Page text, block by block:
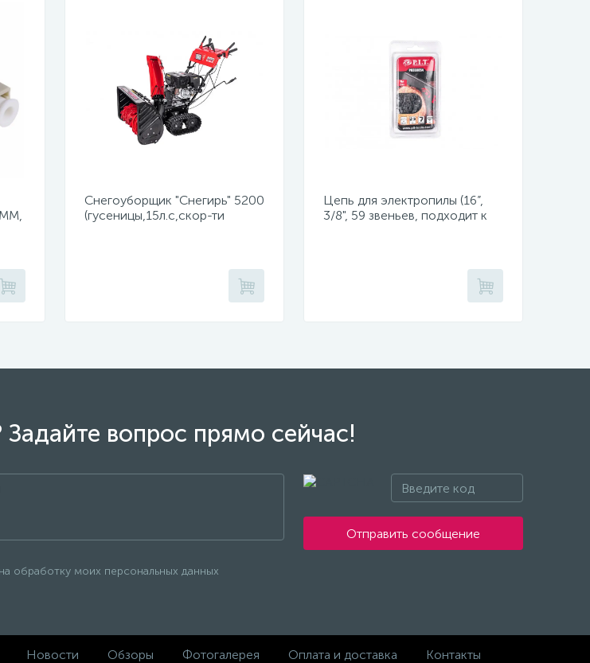
Снегоуборщик "Снегирь" 5200
(гусеницы,15л.с,скор-ти
Цепь для электропилы (16”,
3/8", 59 звеньев, подходит к
вопрос прямо сейчас!
Отправить сообщение
обработку моих персональных данных
Новости Обзоры Фотогалерея Оплата и доставка Контакты